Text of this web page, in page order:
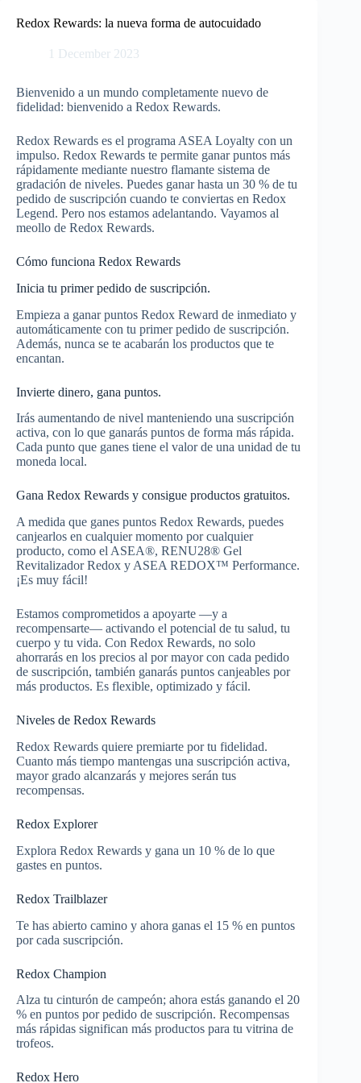
Redox Rewards: la nueva forma de autocuidado
1 December 2023
Bienvenido a un mundo completamente nuevo de
fidelidad: bienvenido a Redox Rewards.
Redox Rewards es el programa ASEA Loyalty con un
impulso. Redox Rewards te permite ganar puntos más
rápidamente mediante nuestro flamante sistema de
gradación de niveles. Puedes ganar hasta un 30 % de tu
pedido de suscripción cuando te conviertas en Redox
Legend. Pero nos estamos adelantando. Vayamos al
meollo de Redox Rewards.
Cómo funciona Redox Rewards
Inicia tu primer pedido de suscripción.
Empieza a ganar puntos Redox Reward de inmediato y
automáticamente con tu primer pedido de suscripción.
Además, nunca se te acabarán los productos que te
encantan.
Invierte dinero, gana puntos.
Irás aumentando de nivel manteniendo una suscripción
activa, con lo que ganarás puntos de forma más rápida.
Cada punto que ganes tiene el valor de una unidad de tu
moneda local.
Gana Redox Rewards y consigue productos gratuitos.
A medida que ganes puntos Redox Rewards, puedes
canjearlos en cualquier momento por cualquier
producto, como el ASEA®, RENU28® Gel
Revitalizador Redox y ASEA REDOX™ Performance.
¡Es muy fácil!
Estamos comprometidos a apoyarte —y a
recompensarte— activando el potencial de tu salud, tu
cuerpo y tu vida. Con Redox Rewards, no solo
ahorrarás en los precios al por mayor con cada pedido
de suscripción, también ganarás puntos canjeables por
más productos. Es flexible, optimizado y fácil.
Niveles de Redox Rewards
Redox Rewards quiere premiarte por tu fidelidad.
Cuanto más tiempo mantengas una suscripción activa,
mayor grado alcanzarás y mejores serán tus
recompensas.
Redox Explorer
Explora Redox Rewards y gana un 10 % de lo que
gastes en puntos.
Redox Trailblazer
Te has abierto camino y ahora ganas el 15 % en puntos
por cada suscripción.
Redox Champion
Alza tu cinturón de campeón; ahora estás ganando el 20
% en puntos por pedido de suscripción. Recompensas
más rápidas significan más productos para tu vitrina de
trofeos.
Redox Hero